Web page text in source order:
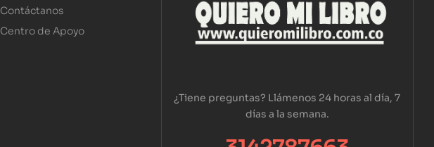
Contáctanos
Centro de Apoyo
¿Tiene preguntas? Llámenos 24 horas al día, 7
días a la semana.